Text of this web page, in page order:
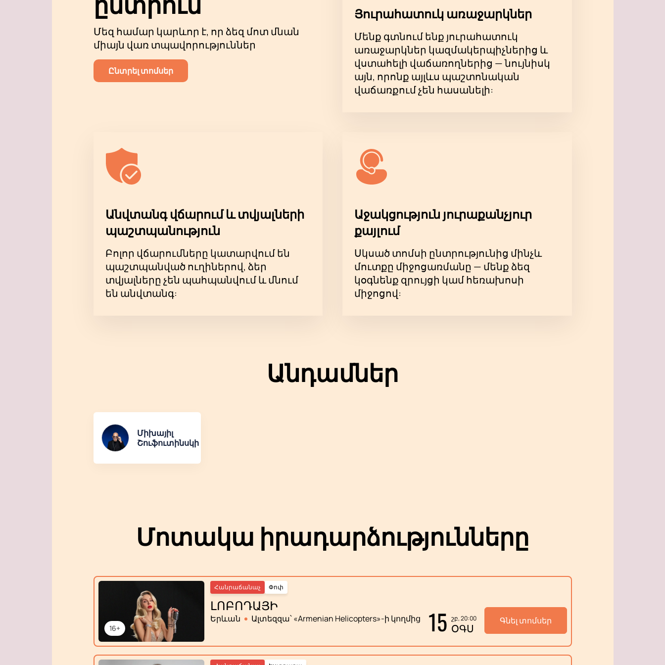
Մեզ համար կարևոր է, որ ձեզ մոտ մնան
միայն վառ տպավորություններ
Ընտրել տոմսեր
Յուրահատուկ առաջարկներ
Մենք գտնում ենք յուրահատուկ
առաջարկներ կազմակերպիչներից և
վստահելի վաճառողներից — նույնիսկ
այն, որոնք այլևս պաշտոնական
վաճառքում չեն հասանելի:
Անվտանգ վճարում և տվյալների
պաշտպանություն
Բոլոր վճարումները կատարվում են
պաշտպանված ուղիներով, ձեր
տվյալները չեն պահպանվում և մնում
են անվտանգ:
Աջակցություն յուրաքանչյուր
քայլում
Սկսած տոմսի ընտրությունից մինչև
մուտքը միջոցառմանը — մենք ձեզ
կօգնենք զրույցի կամ հեռախոսի
միջոցով:
Անդամներ
Միխայիլ
Շուֆուտինսկի
Մոտակա իրադարձությունները
16+
Փոփ
Հանրաճանաչ
ԼՈԲՈԴԱՅԻ
Երևան Ալտեզզա՝ «Armenian Helicopters»-ի կողմից 15 շբ, 20:00
ՕԳՍ Գնել տոմսեր